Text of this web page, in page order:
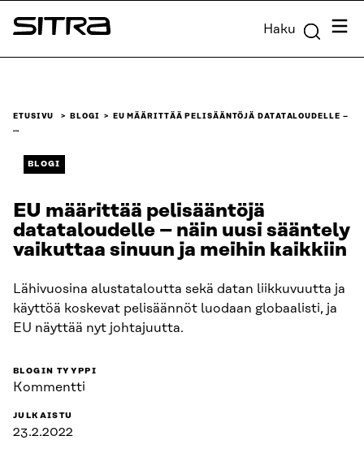
Siirry
suoraan
Sitra Haku
ETUSIVU BLOGI
EU MÄÄRITTÄÄ PELISÄÄNTÖJÄ DATATALOUDELLE –
…
BLOGI
EU määrittää pelisääntöjä
datataloudelle – näin uusi sääntely
vaikuttaa sinuun ja meihin kaikkiin
Lähivuosina alustataloutta sekä datan liikkuvuutta ja
käyttöä koskevat pelisäännöt luodaan globaalisti, ja
EU näyttää nyt johtajuutta.
BLOGIN TYYPPI
Kommentti
JULKAISTU
23.2.2022